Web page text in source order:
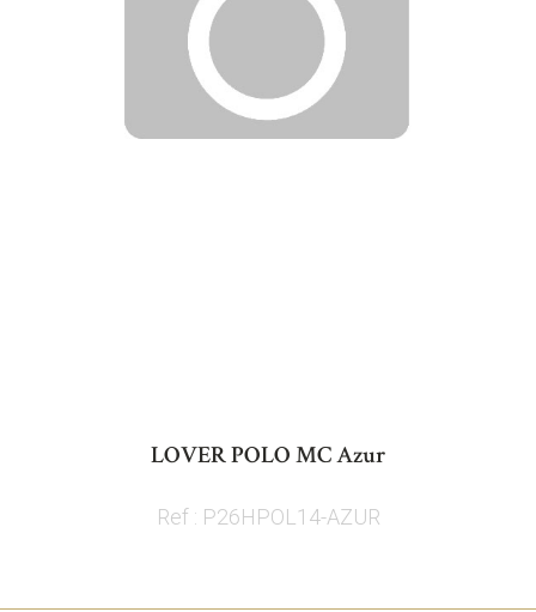
LOVER POLO MC Azur
Ref : P26HPOL14-AZUR